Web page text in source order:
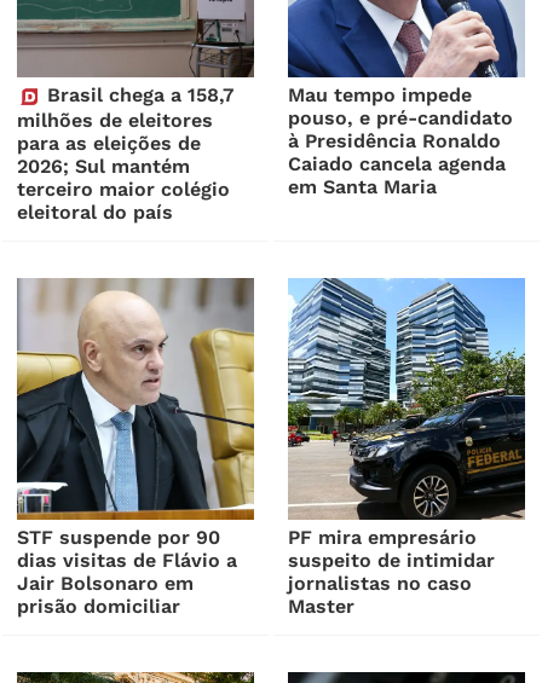
Brasil chega a 158,7
milhões de eleitores
para as eleições de
2026; Sul mantém
terceiro maior colégio
eleitoral do país
Mau tempo impede
pouso, e pré-candidato
à Presidência Ronaldo
Caiado cancela agenda
em Santa Maria
STF suspende por 90
dias visitas de Flávio a
Jair Bolsonaro em
prisão domiciliar
PF mira empresário
suspeito de intimidar
jornalistas no caso
Master